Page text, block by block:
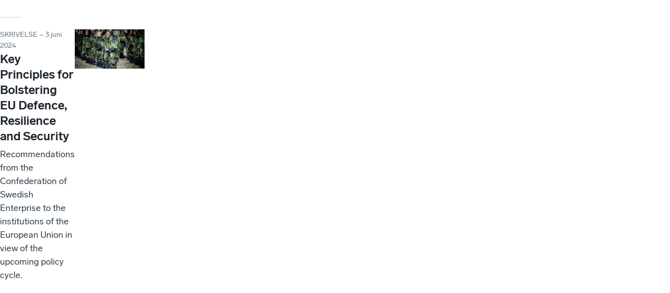
SKRIVELSE – 3 juni
2024
Key
Principles for
Bolstering
EU Defence,
Resilience
and Security
Recommendations
from the
Confederation of
Swedish
Enterprise to the
institutions of the
European Union in
view of the
upcoming policy
cycle.